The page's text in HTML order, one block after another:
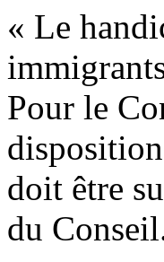
« Le
Pour le
doit être
du